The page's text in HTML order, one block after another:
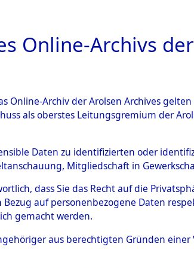
ARCHIVALE
Todesmärschen
0036
Online-Archivs
Online-Archiv der Arolsen Archives
als oberstes Leitungsgremium der
Daten zu identifizierten oder
Mitgliedschaft in
dass Sie das Recht auf die
auf personenbezogene Daten
gemacht werden.
aus berechtigten Gründen